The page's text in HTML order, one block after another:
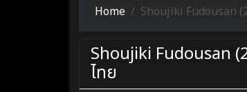
Home Shoujiki Fudousan
Shoujiki Fudousan
ไทย